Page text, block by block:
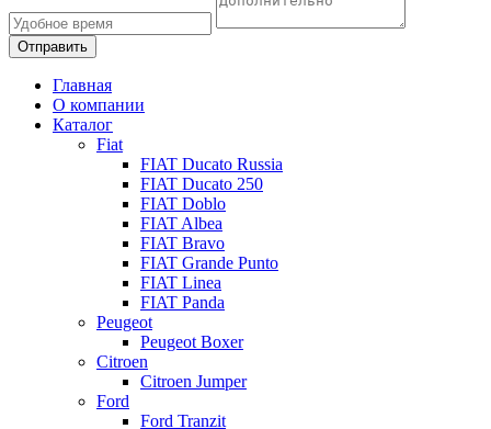
Главная
О компании
Каталог
Fiat
FIAT Ducato Russia
FIAT Ducato 250
FIAT Doblo
FIAT Albea
FIAT Bravo
FIAT Grande Punto
FIAT Linea
FIAT Panda
Peugeot
Peugeot Boxer
Citroen
Citroen Jumper
Ford
Ford Tranzit